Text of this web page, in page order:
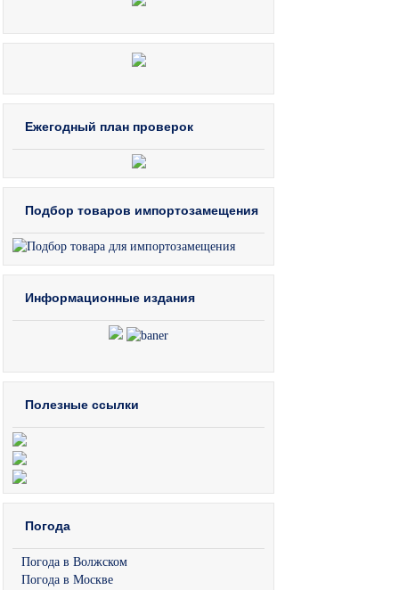
Ежегодный план проверок
Подбор товаров импортозамещения
Информационные издания
Полезные ссылки
Погода
Погода в Волжском
Погода в Москве